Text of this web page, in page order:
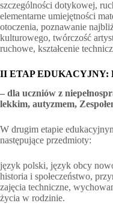
szczególności dotykowej,
elementarne umiejętności
otoczenia, poznawanie
kulturowego, twórczość
ruchowe, kształcenie
II ETAP
– dla uczniów z
lekkim, autyzmem,
W drugim etapie
następujące przedmioty:
język polski, język obcy
historia i społeczeństwo,
zajęcia techniczne,
życia w rodzinie.